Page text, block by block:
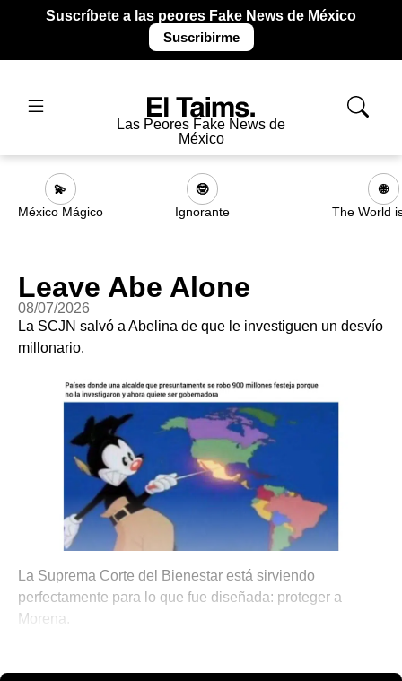
Suscríbete a las peores Fake News de México
Suscribirme
Las Peores Fake News de
México
💫
México Mágico
🤓
Ignorante
🌐
The World
Leave Abe Alone
08/07/2026
La SCJN salvó a Abelina de que le investiguen un desvío
millonario.
La Suprema Corte del Bienestar está sirviendo
perfectamente para lo que fue diseñada: proteger a
Morena.